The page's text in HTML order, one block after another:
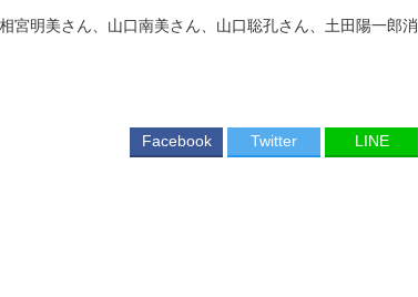
宮明美さん、山口南美さん、山口聡孔さん、土田陽一郎消
Facebook Twitter LINE